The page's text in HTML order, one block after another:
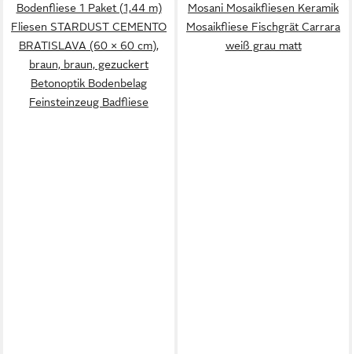
Bodenfliese 1 Paket (1,44 m)
Fliesen STARDUST CEMENTO
BRATISLAVA (60 × 60 cm),
braun, braun, gezuckert
Betonoptik Bodenbelag
Feinsteinzeug Badfliese
Mosani Mosaikfliesen Keramik
Mosaikfliese Fischgrät Carrara
weiß grau matt